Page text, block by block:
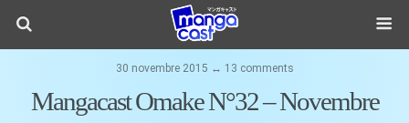
30 novembre 2015 ↔ 13 comments
Mangacast Omake N°32 – Novembre